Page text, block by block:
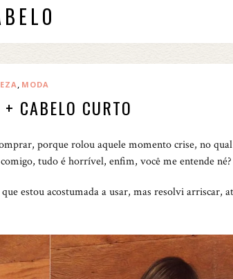
, MODA
CABELO CURTO
porque rolou aquele momento crise, no
tudo é horrível, enfim, você me entende né?
estou acostumada a usar, mas resolvi arriscar,